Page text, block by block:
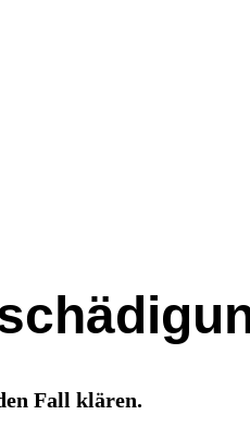
Fall klären.